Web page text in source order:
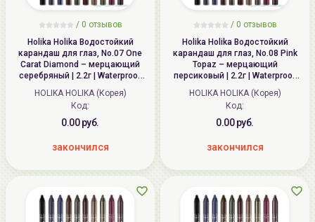
/ 0 отзывов
Holika Holika Водостойкий
карандаш для глаз, No.07 One
Carat Diamond – мерцающий
серебряный | 2.2г | Waterproof
HOLIKA HOLIKA (Корея)
Код:
0.00 руб.
закончился
/ 0 отзывов
Holika Holika Водостойкий
карандаш для глаз, No.08 Pink
Topaz – мерцающий
персиковый | 2.2г | Waterproof
HOLIKA HOLIKA (Корея)
Код:
0.00 руб.
закончился